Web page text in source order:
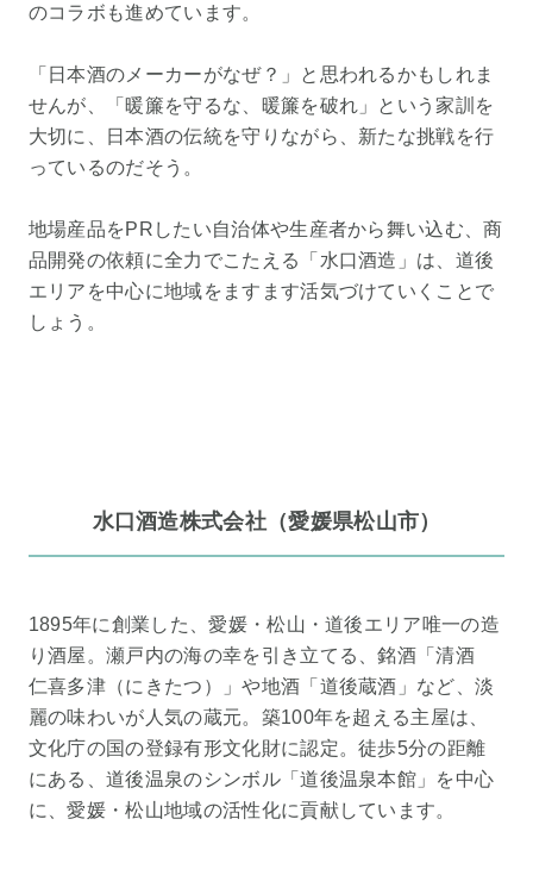
のコラボも進めています。
「日本酒のメーカーがなぜ？」と思われるかもしれま
せんが、「暖簾を守るな、暖簾を破れ」という家訓を
大切に、日本酒の伝統を守りながら、新たな挑戦を行
っているのだそう。
地場産品をPRしたい自治体や生産者から舞い込む、商
品開発の依頼に全力でこたえる「水口酒造」は、道後
エリアを中心に地域をますます活気づけていくことで
しょう。
水口酒造株式会社（愛媛県松山市）
1895年に創業した、愛媛・松山・道後エリア唯一の造
り酒屋。瀬戸内の海の幸を引き立てる、銘酒「清酒
仁喜多津（にきたつ）」や地酒「道後蔵酒」など、淡
麗の味わいが人気の蔵元。築100年を超える主屋は、
文化庁の国の登録有形文化財に認定。徒歩5分の距離
にある、道後温泉のシンボル「道後温泉本館」を中心
に、愛媛・松山地域の活性化に貢献しています。